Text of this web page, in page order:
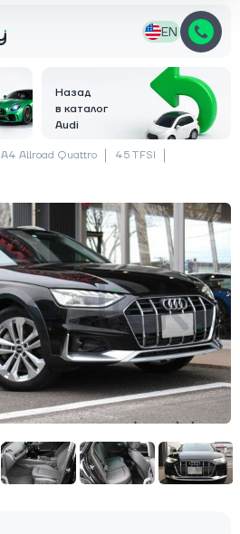
EN
Назад
в каталог
Audi
A4 Allroad Quattro
45 TFSI